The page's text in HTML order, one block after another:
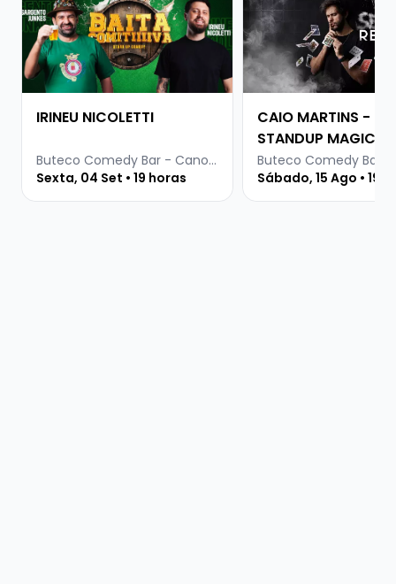
IRINEU NICOLETTI
Buteco Comedy Bar - Canoas
Sexta, 04 Set • 19 horas
CAIO MARTINS -
STANDUP MAGIC
Sábado, 15 Ago • 19